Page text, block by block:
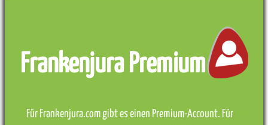
Frankenjura Premium
Für Frankenjura.com gibt es einen Premium-Account. Für